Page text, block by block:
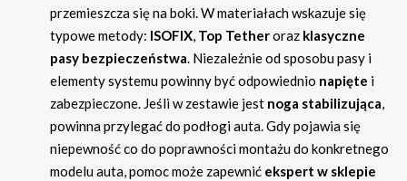
przemieszcza się na boki. W materiałach wskazuje się
typowe metody: ISOFIX, Top Tetheroraz klasyczne
pasy bezpieczeństwa. Niezależnie od sposobu pasy i
elementy systemu powinny być odpowiednio napięte i
zabezpieczone. Jeśli w zestawie jest noga stabilizująca,
powinna przylegać do podłogi auta. Gdy pojawia się
niepewność co do poprawności montażu do konkretnego
modelu auta, pomoc może zapewnić ekspert w sklepie